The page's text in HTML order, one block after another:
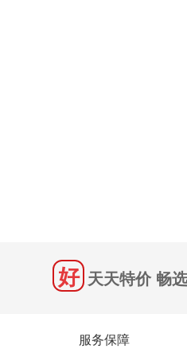
天天特价 畅
服务保障